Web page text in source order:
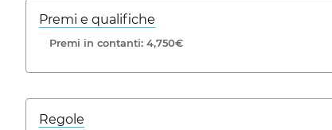
Premi e qualifiche
Premi in contanti: 4,750€
Regole